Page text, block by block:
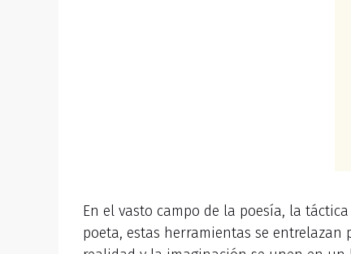
En el vasto campo de la poesía, la
poeta, estas herramientas se